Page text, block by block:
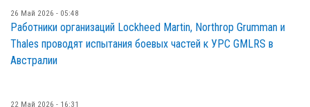
26 Май 2026 - 05:48
Работники организаций Lockheed Martin, Northrop Grumman и
Thales проводят испытания боевых частей к УРС GMLRS в
Австралии
22 Май 2026 - 16:31